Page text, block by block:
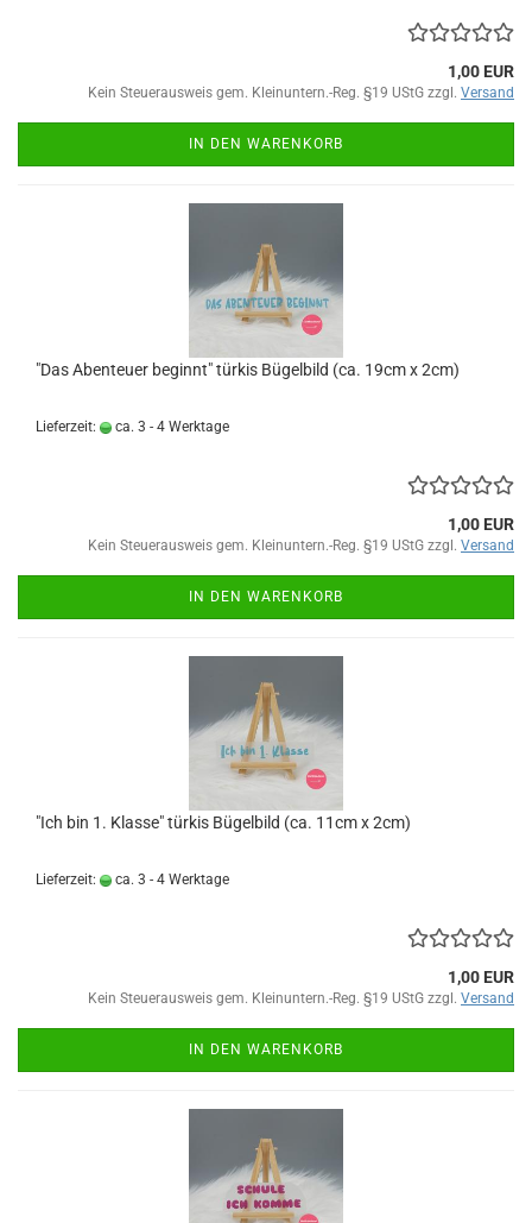
1,00 EUR
Kein Steuerausweis gem. Kleinuntern.-Reg. §19 UStG zzgl. Versand
IN DEN WARENKORB
"Das Abenteuer beginnt" türkis Bügelbild (ca. 19cm x 2cm)
Lieferzeit: ca. 3 - 4 Werktage
1,00 EUR
Kein Steuerausweis gem. Kleinuntern.-Reg. §19 UStG zzgl. Versand
IN DEN WARENKORB
"Ich bin 1. Klasse" türkis Bügelbild (ca. 11cm x 2cm)
Lieferzeit: ca. 3 - 4 Werktage
1,00 EUR
Kein Steuerausweis gem. Kleinuntern.-Reg. §19 UStG zzgl. Versand
IN DEN WARENKORB